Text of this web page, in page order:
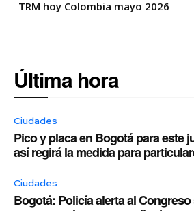
TRM hoy Colombia mayo 2026
Última hora
Ciudades
Pico y placa en Bogotá para este
así regirá la medida para
Ciudades
Bogotá: Policía alerta al